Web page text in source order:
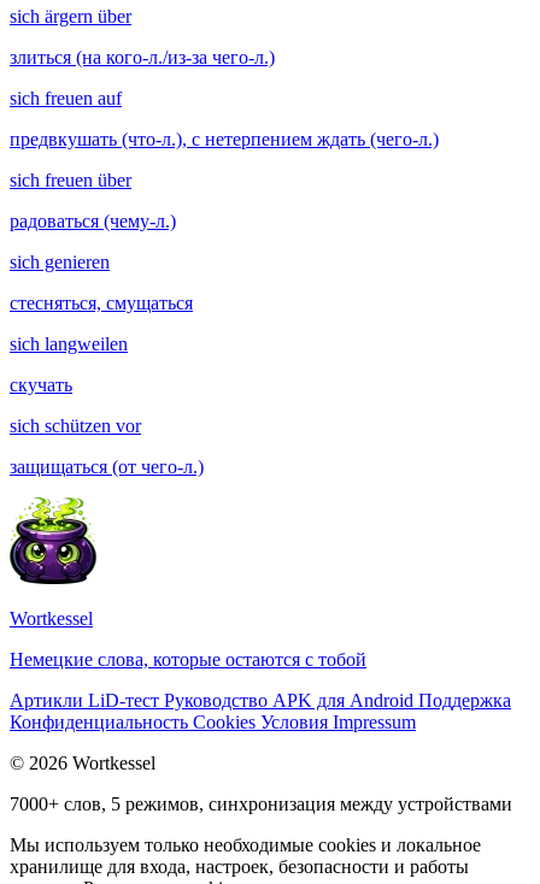
sich ärgern über
злиться (на кого-л./из-за чего-л.)
sich freuen auf
предвкушать (что-л.), с нетерпением ждать (чего-л.)
sich freuen über
радоваться (чему-л.)
sich genieren
стесняться, смущаться
sich langweilen
скучать
sich schützen vor
защищаться (от чего-л.)
Wortkessel
Немецкие слова, которые остаются с тобой
Артикли LiD-тест Руководство APK для Android Поддержка
Конфиденциальность Cookies Условия Impressum
© 2026 Wortkessel
7000+ слов, 5 режимов, синхронизация между устройствами
Мы используем только необходимые cookies и локальное
хранилище для входа, настроек, безопасности и работы